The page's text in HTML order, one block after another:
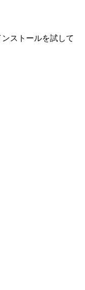
ストールを試して